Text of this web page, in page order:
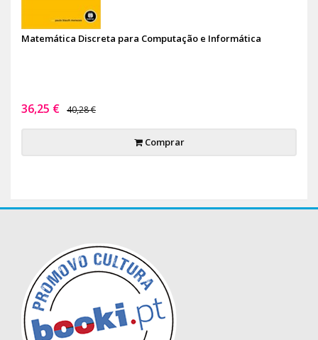
Matemática Discreta para Computação e Informática
36,25 € 40,28 €
Comprar